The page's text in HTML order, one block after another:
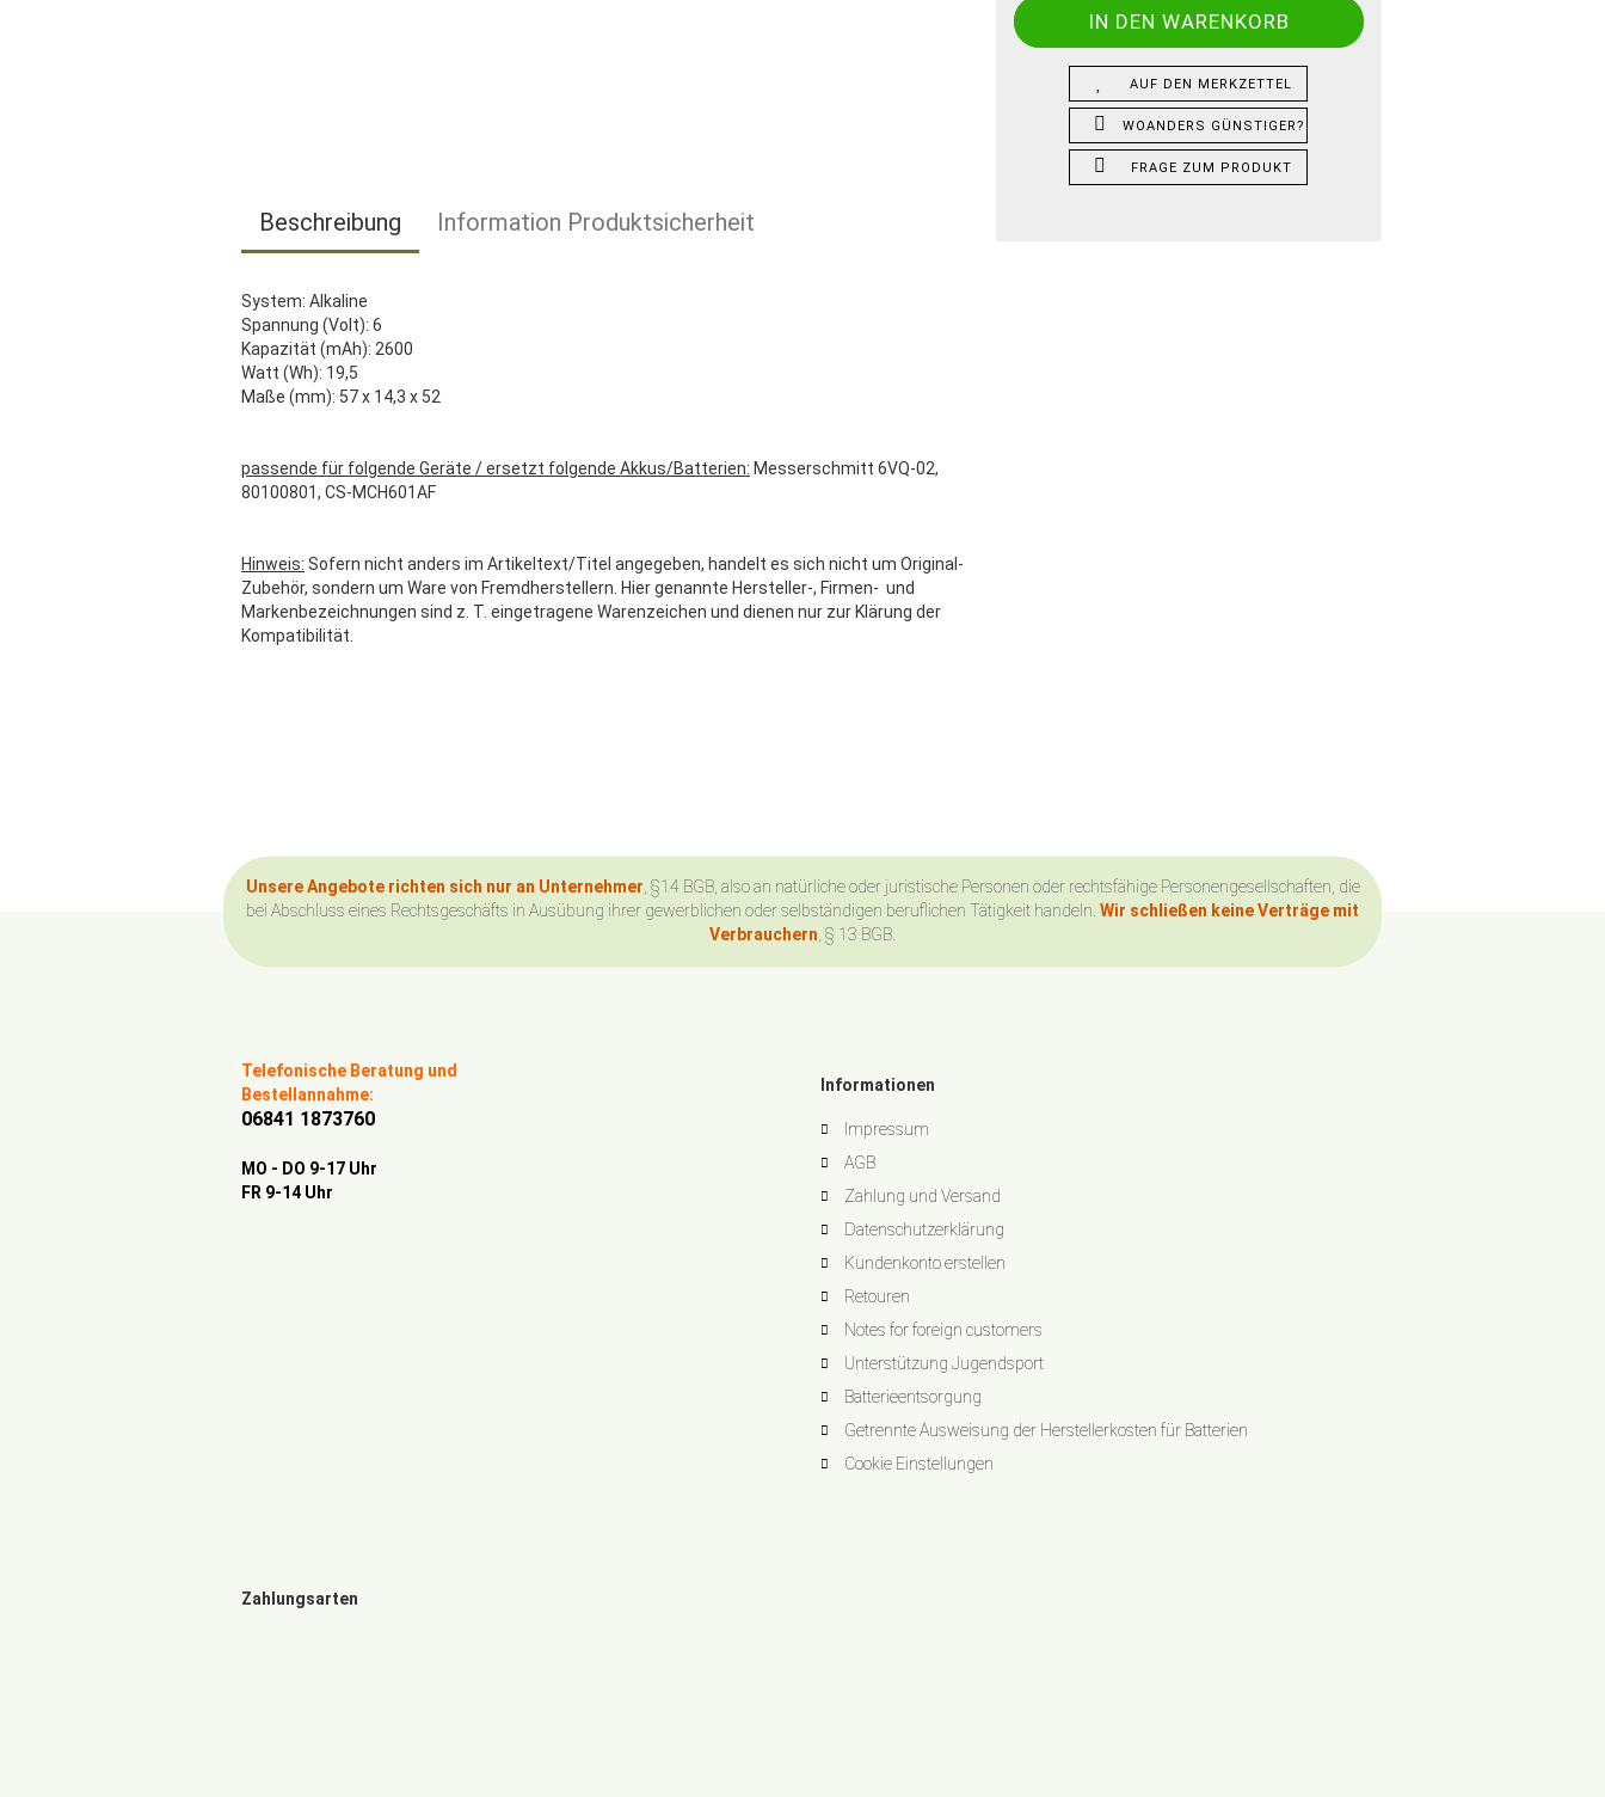
AUF DEN MERKZETTEL
WOANDERS GÜNSTIGER?
FRAGE ZUM PRODUKT
Beschreibung Information Produktsicherheit
System: Alkaline
Spannung (Volt): 6
Kapazität (mAh): 2600
Watt (Wh): 19,5
Maße (mm): 57 x 14,3 x 52
passende für folgende Geräte / ersetzt folgende Akkus/Batterien: Messerschmitt 6VQ-02,
80100801, CS-MCH601AF
Hinweis: Sofern nicht anders im Artikeltext/Titel angegeben, handelt es sich nicht um Original-
Zubehör, sondern um Ware von Fremdherstellern. Hier genannte Hersteller-, Firmen- und
Markenbezeichnungen sind z. T. eingetragene Warenzeichen und dienen nur zur Klärung der
Kompatibilität.
Unsere Angebote richten sich nur an Unternehmer , §14 BGB, also an natürliche oder juristische Personen oder rechtsfähige Personengesellschaften, die
bei Abschluss eines Rechtsgeschäfts in Ausübung ihrer gewerblichen oder selbständigen beruflichen Tätigkeit handeln. Wir schließen keine Verträge mit
Verbrauchern , § 13 BGB.
Telefonische Beratung und
Bestellannahme:
06841 1873760
MO - DO 9-17 Uhr
FR 9-14 Uhr
Informationen
Impressum
AGB
Zahlung und Versand
Datenschutzerklärung
Kundenkonto erstellen
Retouren
Notes for foreign customers
Unterstützung Jugendsport
Batterieentsorgung
Getrennte Ausweisung der Herstellerkosten für Batterien
Cookie Einstellungen
Zahlungsarten